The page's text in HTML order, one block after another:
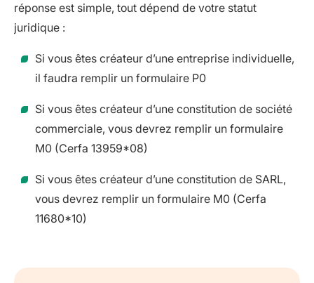
réponse est simple, tout dépend de votre statut
juridique :
Si vous êtes créateur d’une entreprise individuelle,
il faudra remplir un formulaire P0
Si vous êtes créateur d’une constitution de société
commerciale, vous devrez remplir un formulaire
M0 (Cerfa 13959*08)
Si vous êtes créateur d’une constitution de SARL,
vous devrez remplir un formulaire M0 (Cerfa
11680*10)